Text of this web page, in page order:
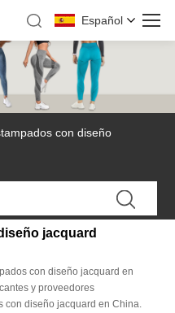
Español
con diseño
jacquard
con diseño jacquard en
y proveedores
con diseño jacquard en China.